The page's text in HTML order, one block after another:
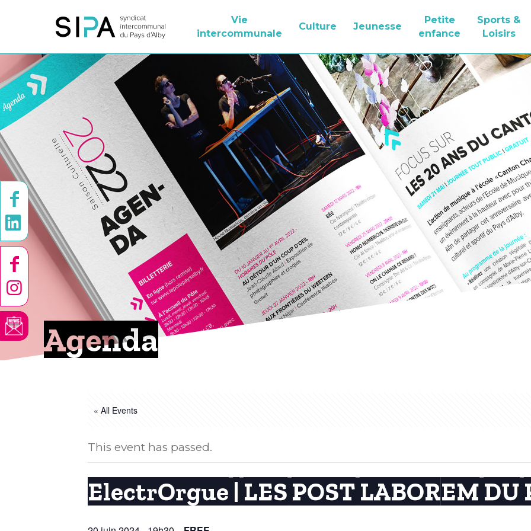
Vie
intercommunale
Culture Jeunesse
Petite
enfance
Sports &
Loisirs
Agenda
« All Events
This event has passed.
ElectrOrgue | LES POST LABOREM DU